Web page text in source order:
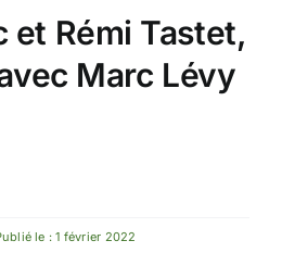
et Rémi Tastet,
Marc Lévy
le : 1 février 2022